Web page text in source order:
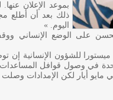
بموعد الإعلان
ذلك بعد أن أطلع
اليوم. »
على الوضع الإنساني ووقف
للشؤون الإنسانية إن
في وصول قوافل
لكن الإمدادات وصلت إلى 160